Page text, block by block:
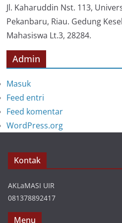
i
Jl. Kaharuddin Nst. 113,
Pekanbaru, Riau. Gedung
Mahasiswa Lt.3, 28284.
Admin
Masuk
Feed entri
Feed komentar
WordPress.org
Kontak
AKLaMASI UIR
081378892417
Menu